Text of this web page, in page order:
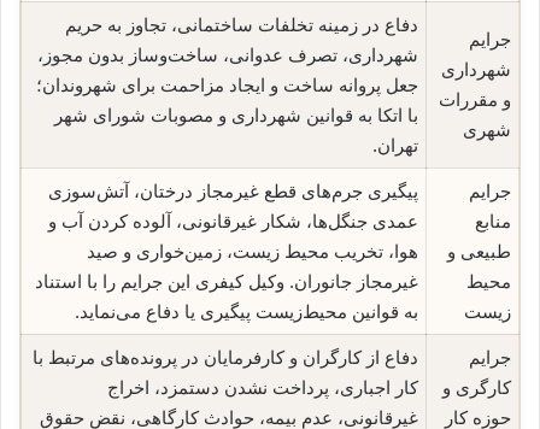
جرایم
شهرداری
و مقررات
شهری
دفاع در زمینه تخلفات ساختمانی، تجاوز به حریم
شهرداری، تصرف عدوانی، ساخت‌وساز بدون مجوز،
جعل پروانه ساخت و ایجاد مزاحمت برای شهروندان؛
با اتکا به قوانین شهرداری و مصوبات شورای شهر
تهران.
جرایم
منابع
طبیعی و
محیط
زیست
پیگیری جرم‌های قطع غیرمجاز درختان، آتش‌سوزی
عمدی جنگل‌ها، شکار غیرقانونی، آلوده کردن آب و
هوا، تخریب محیط زیست، زمین‌خواری و صید
غیرمجاز جانوران. وکیل کیفری این جرایم را با استناد
به قوانین محیط‌زیست پیگیری یا دفاع می‌نماید.
جرایم
کارگری و
حوزه کار
دفاع از کارگران و کارفرمایان در پرونده‌های مرتبط با
کار اجباری، پرداخت نشدن دستمزد، اخراج
غیرقانونی، عدم بیمه، حوادث کارگاهی، نقض حقوق